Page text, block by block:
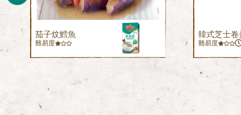
茄子炆鱈魚
難易度
韓式芝士卷
難易度